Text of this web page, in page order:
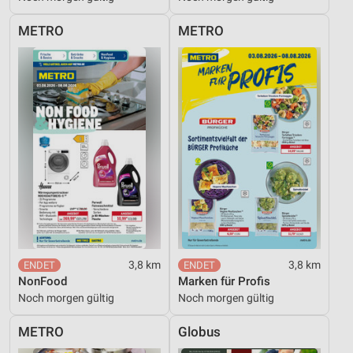
METRO
3,8 km
NonFood
Noch morgen gültig
METRO
3,8 km
Marken für Profis
Noch morgen gültig
METRO Globus
Geräte anhand von aktiv angeforderten
Nicht-IAB-Verarbeitungszwecke:
Notwendig
Performance
Funktional
Werbung